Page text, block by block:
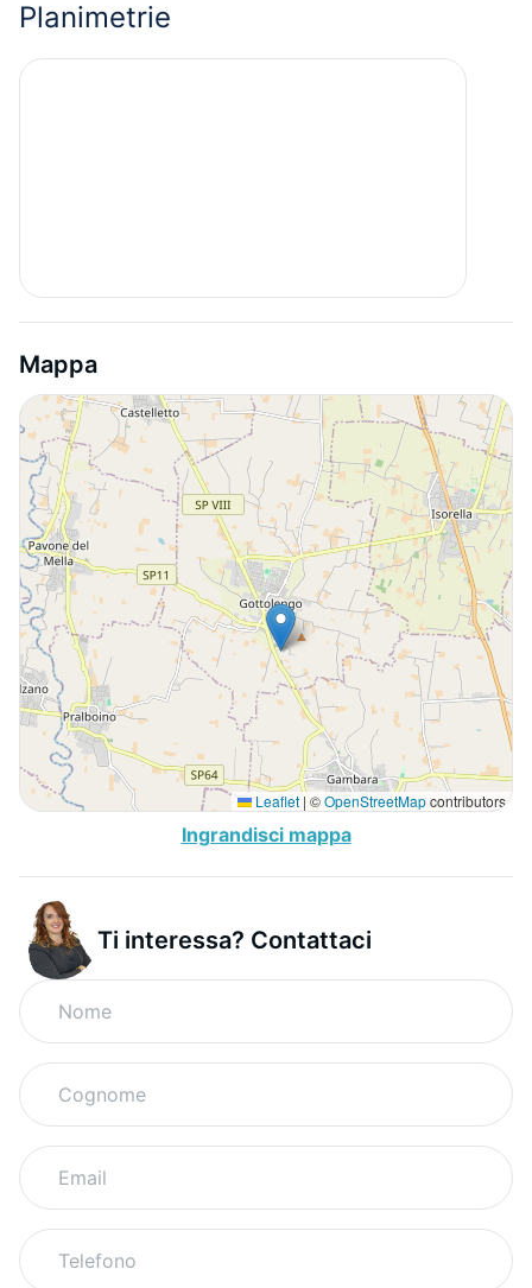
Planimetrie
Mappa
Leaflet | ©OpenStreetMapcontributors
Ingrandisci mappa
Ti interessa? Contattaci